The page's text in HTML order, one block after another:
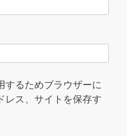
するためブラウザーに
レス、サイトを保存す